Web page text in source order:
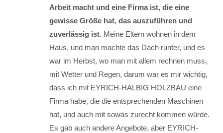
Arbeit macht und eine Firma ist, die eine
gewisse Größe hat, das auszuführen und
zuverlässig ist. Meine Eltern wohnen in dem
Haus, und man machte das Dach runter, und es
war im Herbst, wo man mit allem rechnen muss,
mit Wetter und Regen, darum war es mir wichtig,
dass ich mit EYRICH-HALBIG HOLZBAU eine
Firma habe, die die entsprechenden Maschinen
hat, und auch mit sowas zurecht kommen würde.
Es gab auch andere Angebote, aber EYRICH-